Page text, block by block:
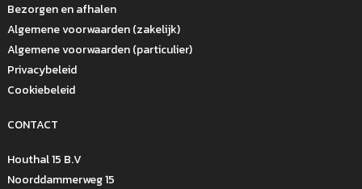
Bezorgen en afhalen
Algemene voorwaarden (zakelijk)
Algemene voorwaarden (particulier)
Privacybeleid
Cookiebeleid
CONTACT
Houthal 15 B.V
Noorddammerweg 15